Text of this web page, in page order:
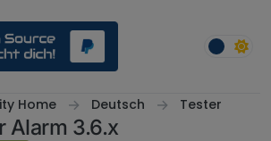
Home Deutsch Tester
Alarm 3.6.x